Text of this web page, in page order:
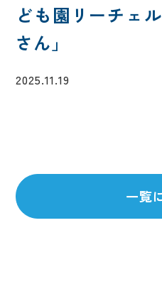
ども園リーチェ
さん」
2025.11.19
一覧